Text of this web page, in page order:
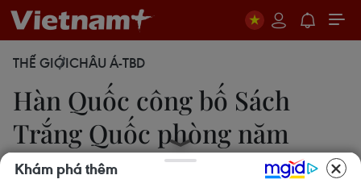
THẾ GIỚICHÂU Á-TBD
Hàn Quốc công bố Sách
Trắng Quốc phòng năm
2022
Khám phá thêm